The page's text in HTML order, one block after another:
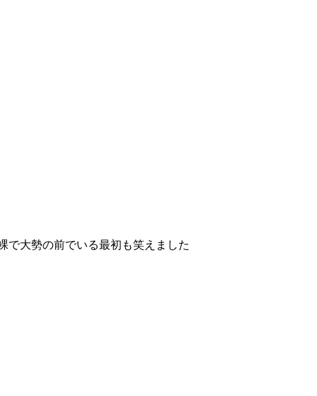
で大勢の前でいる最初も笑えました